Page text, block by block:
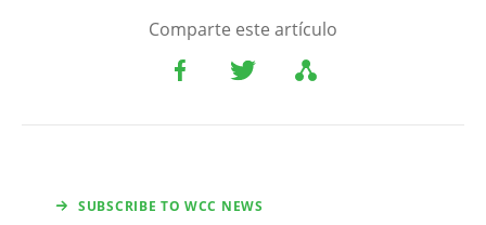
Comparte este artículo
SUBSCRIBE TO WCC NEWS